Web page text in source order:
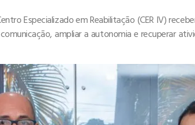
Especializado em Reabilitação (CER IV)
ampliar a autonomia e recuperar